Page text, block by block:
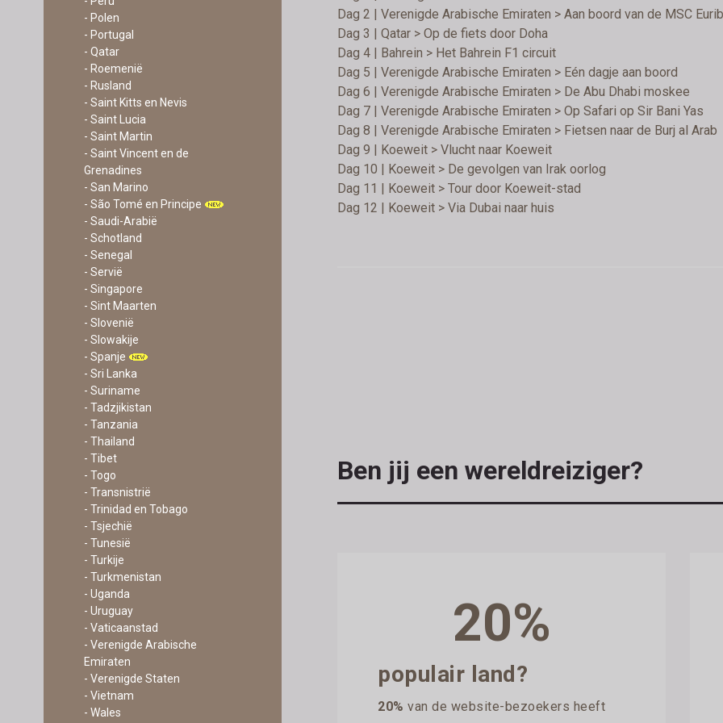
- Polen
- Portugal
- Qatar
- Roemenië
- Rusland
- Saint Kitts en Nevis
- Saint Lucia
- Saint Martin
- Saint Vincent en de
Grenadines
- San Marino
- São Tomé en Principe
- Saudi-Arabië
- Schotland
- Senegal
- Servië
- Singapore
- Sint Maarten
- Slovenië
- Slowakije
- Spanje
- Sri Lanka
- Suriname
- Tadzjikistan
- Tanzania
- Thailand
- Tibet
- Togo
- Transnistrië
- Trinidad en Tobago
- Tsjechië
- Tunesië
- Turkije
- Turkmenistan
- Uganda
- Uruguay
- Vaticaanstad
- Verenigde Arabische
Emiraten
- Verenigde Staten
- Vietnam
- Wales
Dag 2 | Verenigde Arabische Emiraten > Aan boord van de MSC
Dag 3 | Qatar > Op de fiets door Doha
Dag 4 | Bahrein > Het Bahrein F1 circuit
Dag 5 | Verenigde Arabische Emiraten > Eén dagje aan boord
Dag 6 | Verenigde Arabische Emiraten > De Abu Dhabi moskee
Dag 7 | Verenigde Arabische Emiraten > Op Safari op Sir Bani Yas
Dag 8 | Verenigde Arabische Emiraten > Fietsen naar de Burj al Arab
Dag 9 | Koeweit > Vlucht naar Koeweit
Dag 10 | Koeweit > De gevolgen van Irak oorlog
Dag 11 | Koeweit > Tour door Koeweit-stad
Dag 12 | Koeweit > Via Dubai naar huis
Ben jij een wereldreiziger?
20%
populair land?
20% van de website-bezoekers heeft